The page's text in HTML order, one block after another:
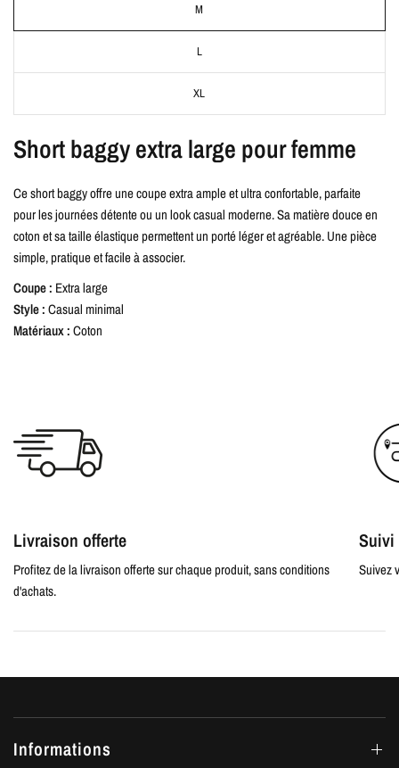
M
L
XL
Short baggy extra large pour femme
Ce short baggy offre une coupe extra ample et ultra confortable, parfaite
pour les journées détente ou un look casual moderne. Sa matière douce en
coton et sa taille élastique permettent un porté léger et agréable. Une pièce
simple, pratique et facile à associer.
Coupe : Extra large
Style :Casual minimal
Matériaux :Coton
Livraison offerte
Profitez de la livraison offerte sur chaque produit, sans conditions
d'achats.
Suivi
Suivez
Informations